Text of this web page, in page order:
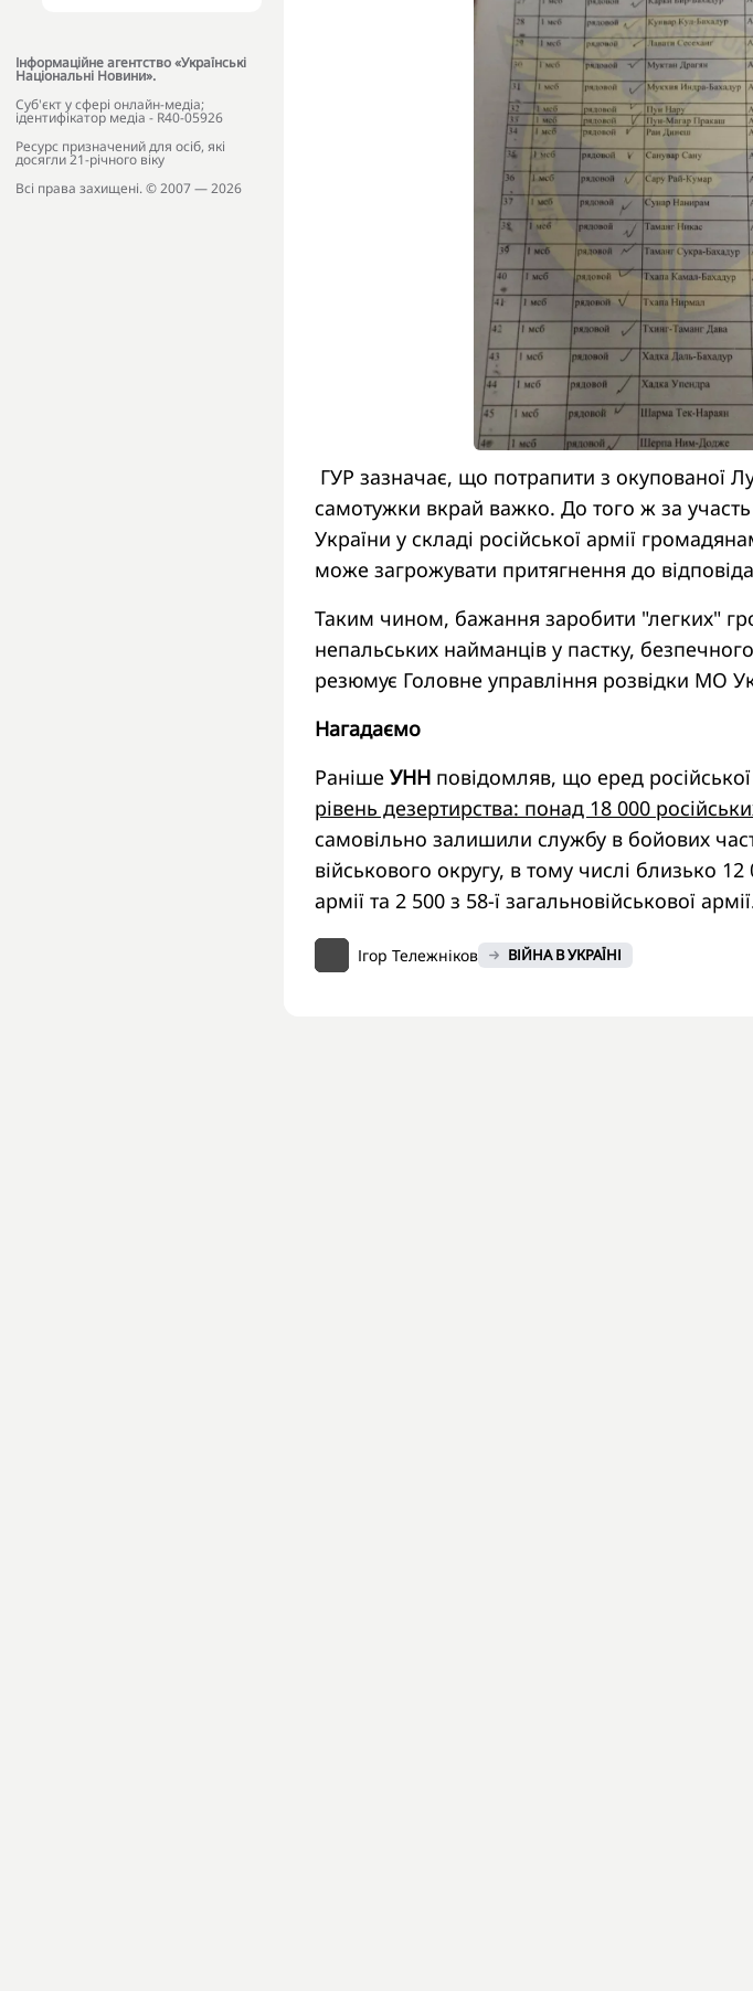
Інформаційне агентство «Українські
Національні Новини».
Cуб'єкт у сфері онлайн-медіа;
ідентифікатор медіа - R40-05926
Ресурс призначений для осіб, які
досягли 21-річного віку
Всі права захищені. © 2007 — 2026
ГУР зазначає, що потрапити з окупованої
самотужки вкрай важко. До того ж за
України у складі російської армії
може загрожувати притягнення до
Таким чином, бажання заробити "легких"
непальських найманців у пастку,
резюмує Головне управління розвідки МО
Нагадаємо
Раніше УНН повідомляв, що еред російської
рівень дезертирства: понад 18 000
самовільно залишили службу в бойових
військового округу, в тому числі близько 12
армії та 2 500 з 58-ї загальновійськової
Ігор Тележніков ВІЙНА В УКРАЇНІ